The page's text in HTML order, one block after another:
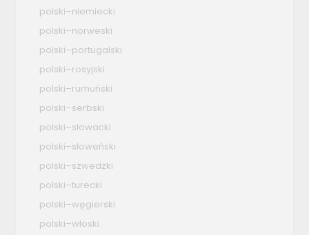
polski–niemiecki
polski–norweski
polski–portugalski
polski–rosyjski
polski–rumuński
polski–serbski
polski–słowacki
polski–słoweński
polski–szwedzki
polski–turecki
polski–węgierski
polski–włoski